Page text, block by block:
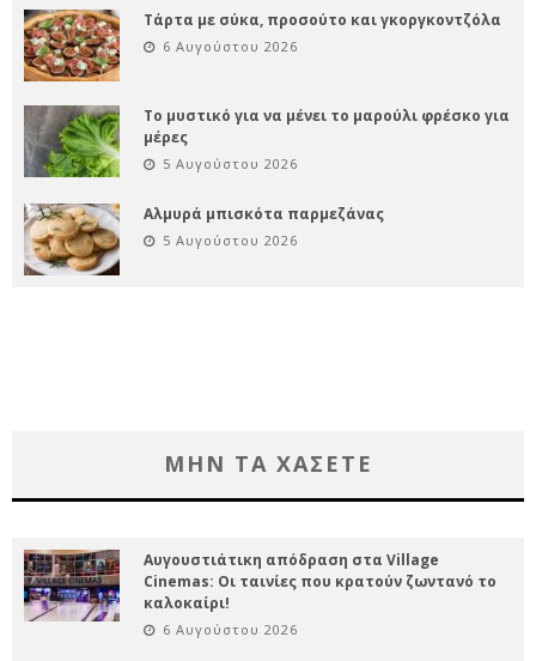
Τάρτα με σύκα, προσούτο και γκοργκοντζόλα
6 Αυγούστου 2026
Το μυστικό για να μένει το μαρούλι φρέσκο για
μέρες
5 Αυγούστου 2026
Αλμυρά μπισκότα παρμεζάνας
5 Αυγούστου 2026
ΜΗΝ ΤΑ ΧΑΣΕΤΕ
Αυγουστιάτικη απόδραση στα Village
Cinemas: Οι ταινίες που κρατούν ζωντανό το
καλοκαίρι!
6 Αυγούστου 2026